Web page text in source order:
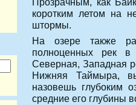
коротким летом на
штормы.
На озере также
полноценных рек
Северная, Западная
Нижняя Таймыра,
назовешь глубоким
средние его глубины